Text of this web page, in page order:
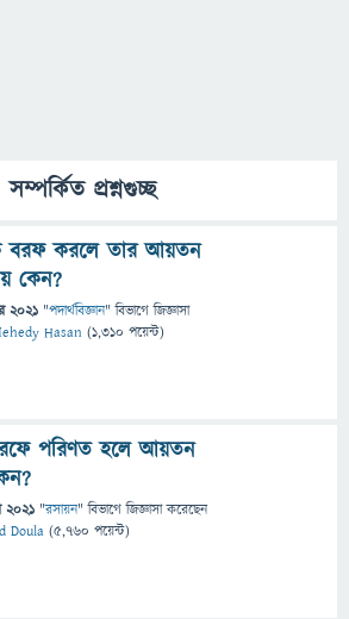
সম্পর্কিত প্রশ্নগুচ্ছ
বরফ করলে তার আয়তন
কেন?
2021 "পদার্থবিজ্ঞান" বিভাগে জিজ্ঞাসা
Hasan (1,310 পয়েন্ট)
পরিণত হলে আয়তন
2021 "রসায়ন" বিভাগে জিজ্ঞাসাকরেছেন
Doula (5,760 পয়েন্ট)